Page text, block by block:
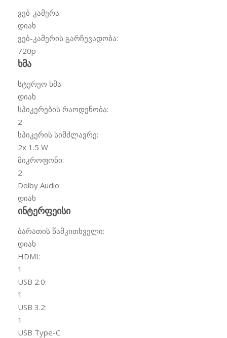
ვებ-კამერა:
დიახ
ვებ-კამერის გარჩევადობა:
720p
ხმა
სტერეო ხმა:
დიახ
სპიკერების რაოდენობა:
2
სპიკერის სიმძლავრე:
2x 1.5 W
მიკროფონი:
2
Dolby Audio:
დიახ
ინტერფეისი
ბარათის წამკითხველი:
დიახ
HDMI:
1
USB 2.0:
1
USB 3.2:
1
USB Type-C: